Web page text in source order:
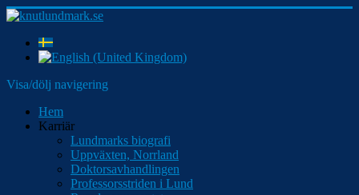
Visa/dölj navigering
Hem
Karriär
Lundmarks biografi
Uppväxten, Norrland
Doktorsavhandlingen
Professorsstriden i Lund